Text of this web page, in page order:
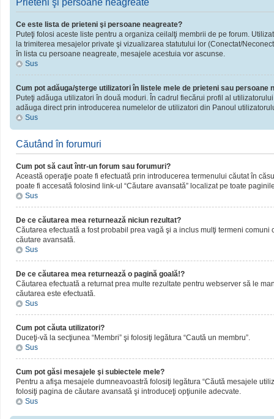
Prieteni şi persoane neagreate
Ce este lista de prieteni şi persoane neagreate?
Puteţi folosi aceste liste pentru a organiza ceilalţi membrii de pe forum.
la trimiterea mesajelor private şi vizualizarea statutului lor (Conectat/
în lista cu persoane neagreate, mesajele acestuia vor ascunse.
Sus
Cum pot adăuga/şterge utilizatori în listele mele de prieteni sau persoane
Puteţi adăuga utilizatori în două moduri. În cadrul fiecărui profil al
adăuga direct prin introducerea numelelor de utilizatori din Panoul
Sus
Căutând în forumuri
Cum pot să caut într-un forum sau forumuri?
Această operaţie poate fi efectuată prin introducerea termenului căutat în
poate fi accesată folosind link-ul “Căutare avansată” localizat pe toate
Sus
De ce căutarea mea returnează niciun rezultat?
Căutarea efectuată a fost probabil prea vagă şi a inclus mulţi termeni
căutare avansată.
Sus
De ce căutarea mea returnează o pagină goală!?
Căutarea efectuată a returnat prea multe rezultate pentru webserver să le
căutarea este efectuată.
Sus
Cum pot căuta utilizatori?
Duceţi-vă la secţiunea “Membri” şi folosiţi legătura “Caută un membru”.
Sus
Cum pot găsi mesajele şi subiectele mele?
Pentru a afişa mesajele dumneavoastră folosiţi legătura “Căută mesajele
folosiţi pagina de căutare avansată şi introduceţi opţiunile adecvate.
Sus